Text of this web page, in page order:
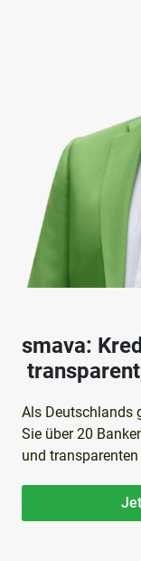
smava:
Als Deutschlands
Sie über 20
und